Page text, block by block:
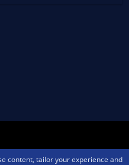
policy Help Home
R
content, tailor your experience and